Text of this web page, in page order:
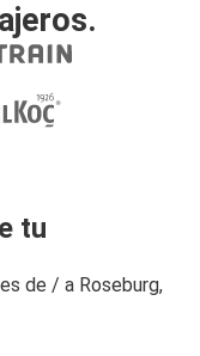
tu
de / a Roseburg,